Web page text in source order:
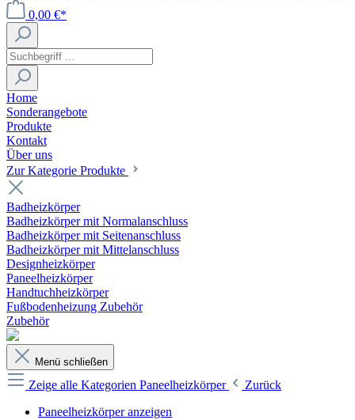
0,00 €*
Home
Sonderangebote
Produkte
Kontakt
Über uns
Zur Kategorie Produkte
Badheizkörper
Badheizkörper mit Normalanschluss
Badheizkörper mit Seitenanschluss
Badheizkörper mit Mittelanschluss
Designheizkörper
Paneelheizkörper
Handtuchheizkörper
Fußbodenheizung Zubehör
Zubehör
Menü schließen
Zeige alle Kategorien Paneelheizkörper
Zurück
Paneelheizkörper anzeigen